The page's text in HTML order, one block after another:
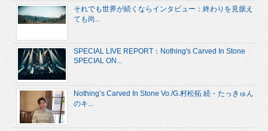
それでも世界が続くならインタビュー：終わりを見据え
ても尚...
SPECIAL LIVE REPORT：Nothing's Carved In Stone
SPECIAL ON...
Nothing’s Carved In Stone Vo./G.村松拓 続・たっきゅん
のキ...